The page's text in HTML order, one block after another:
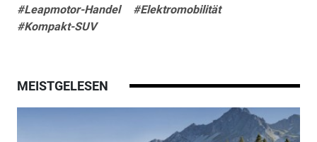
#Leapmotor-Handel
#Elektromobilität
#Kompakt-SUV
MEISTGELESEN